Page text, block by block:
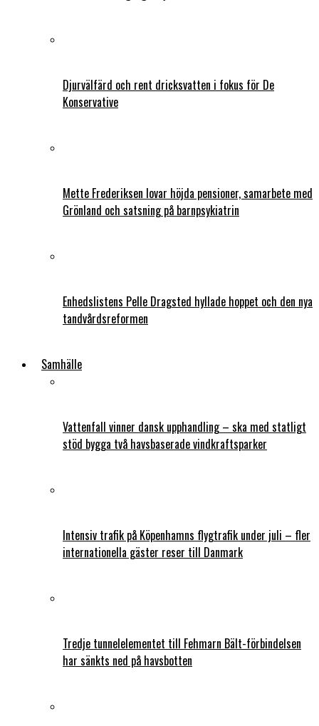
Djurvälfärd och rent dricksvatten i fokus för De
Konservative
Mette Frederiksen lovar höjda pensioner, samarbete med
Grönland och satsning på barnpsykiatrin
Enhedslistens Pelle Dragsted hyllade hoppet och den nya
tandvårdsreformen
Samhälle
Vattenfall vinner dansk upphandling – ska med statligt
stöd bygga två havsbaserade vindkraftsparker
Intensiv trafik på Köpenhamns flygtrafik under juli – fler
internationella gäster reser till Danmark
Tredje tunnelelementet till Fehmarn Bält-förbindelsen
har sänkts ned på havsbotten